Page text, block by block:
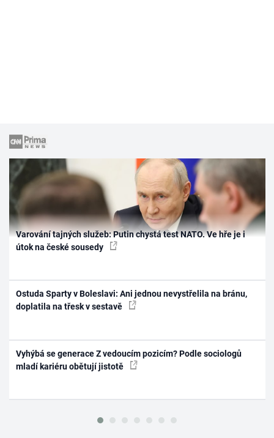
Varování tajných služeb: Putin chystá test NATO. Ve hře je i
útok na české sousedy
Ostuda Sparty v Boleslavi: Ani jednou nevystřelila na bránu,
doplatila na třesk v sestavě
Vyhýbá se generace Z vedoucím pozicím? Podle sociologů
mladí kariéru obětují jistotě